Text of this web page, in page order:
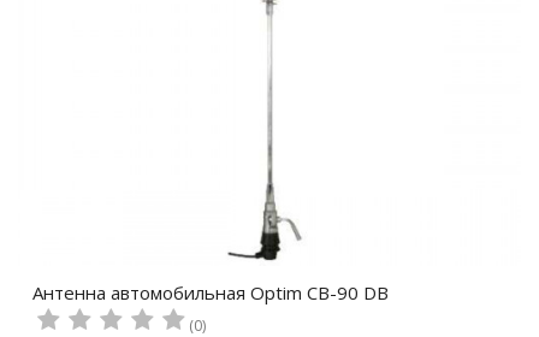
Антенна автомобильная Optim CB-90 DB
(0)